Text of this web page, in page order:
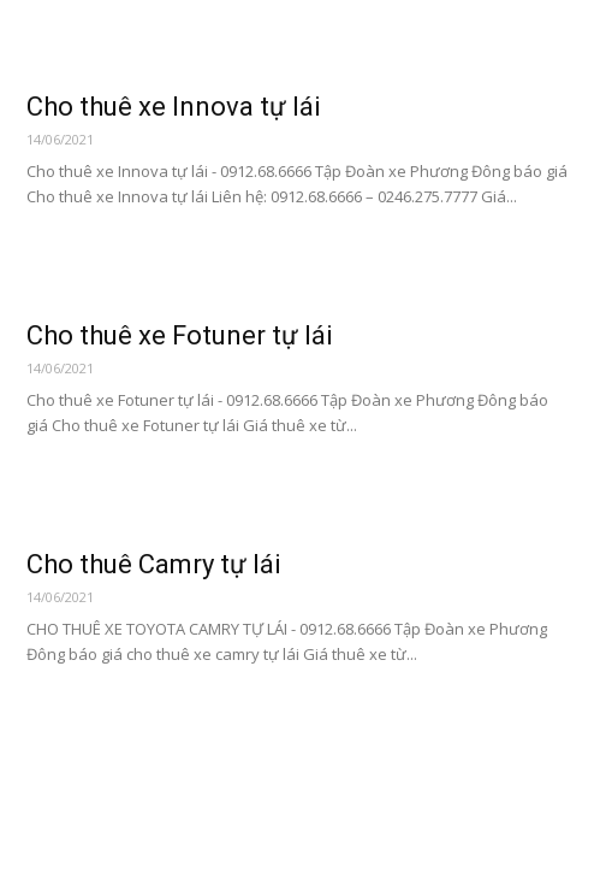
Cho thuê xe Innova tự lái
14/06/2021
Cho thuê xe Innova tự lái - 0912.68.6666 Tập Đoàn xe Phương Đông báo giá
Cho thuê xe Innova tự lái Liên hệ: 0912.68.6666 – 0246.275.7777 Giá...
Cho thuê xe Fotuner tự lái
14/06/2021
Cho thuê xe Fotuner tự lái - 0912.68.6666 Tập Đoàn xe Phương Đông báo
giá Cho thuê xe Fotuner tự lái Giá thuê xe từ...
Cho thuê Camry tự lái
14/06/2021
CHO THUÊ XE TOYOTA CAMRY TỰ LÁI - 0912.68.6666 Tập Đoàn xe Phương
Đông báo giá cho thuê xe camry tự lái Giá thuê xe từ...